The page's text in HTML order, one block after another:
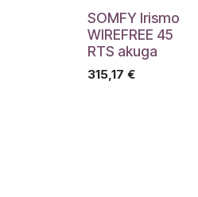
SOMFY Irismo
WIREFREE 45
RTS akuga
315,17 €